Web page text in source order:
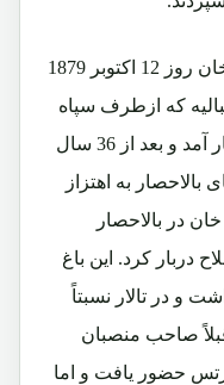
«بعد ازاستعفای امیرمحمد یعقوب خان روز 12 اکتوبر 1879
که ازطرف سپاه
اشغالگر گرفته شده بود، به بالاحصار آمد و بعد از 36 سال
بالاحصار به اهتزاز
در بالاحصار
دربار کرد. این باغ
و در تالار نسبتاً
صاحب منصبان
حضور یافت و اما